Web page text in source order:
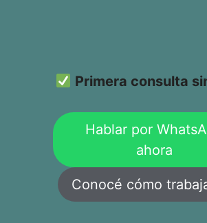
Primera consulta
Hablar por
ahora
Conocé cómo